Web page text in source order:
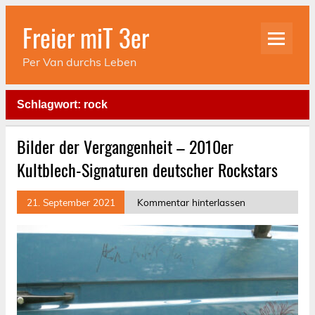
Skip
contentFreier miT 3er
Per Van durchs Leben
Schlagwort: rock
Bilder der Vergangenheit – 2010er
Kultblech-Signaturen deutscher Rockstars
21. September 2021 Kommentar hinterlassen